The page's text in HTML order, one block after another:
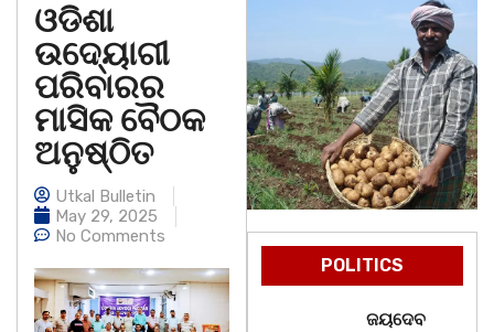
ଓଡିଶା
ଉଦ୍ୟୋଗୀ
ପରିବାରର
ମାସିକ ବୈଠକ
ଅନୁଷ୍ଠିତ
Utkal Bulletin
May 29, 2025
No Comments
POLITICS
ଜୟଦେବ